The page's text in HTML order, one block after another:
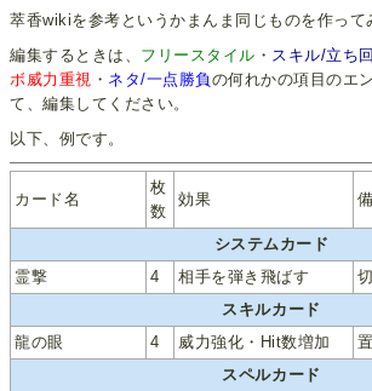
萃香wikiを参考というかまんま同じものを作って
編集するときは、 フリースタイル ・ スキル/立ち
ボ威力重視 ・ ネタ/一点勝負の何れかの項目のエ
て、編集してください。
以下、例です。
カード名
枚
数
効果
システムカード
霊撃
4 相手を弾き飛ばす
スキルカード
龍の眼
4 威力強化・Hit数増加
スペルカード